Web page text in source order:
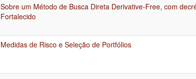
Sobre um Método de Busca Direta Derivative-Free, com
Fortalecido
Medidas de Risco e Seleção de Portfólios